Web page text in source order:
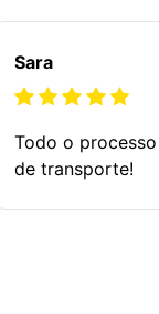
Sara
Todo o
de transporte!